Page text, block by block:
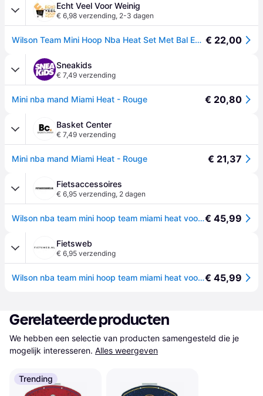
Echt Veel Voor Weinig
€ 6,98 verzending, 2-3 dagen
Wilson Team Mini Hoop Nba Heat Set Met Bal En Mini Basketbalbord Veelkleurig € 22,00
Sneakids
€ 7,49 verzending
Mini nba mand Miami Heat - Rouge € 20,80
Basket Center
€ 7,49 verzending
Mini nba mand Miami Heat - Rouge € 21,37
Fietsaccessoires
€ 6,95 verzending, 2 dagen
Wilson nba team mini hoop team miami heat voor sport fanzone€ 45,99
Fietsweb
€ 6,95 verzending
Wilson nba team mini hoop team miami heat voor sport fanzone€ 45,99
Gerelateerde producten
We hebben een selectie van producten samengesteld die je
mogelijk interesseren. Alles weergeven
Trending